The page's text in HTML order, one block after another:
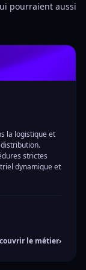
pourraient aussi
la logistique et
strictes
dynamique et
le métier›